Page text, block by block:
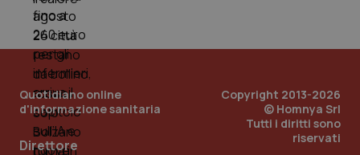
Quotidiano online
d'informazione sanitaria
Direttore
Copyright 2013-2026
© Homnya Srl
Tutti i diritti sono
riservati
www.quotidianosanita.it